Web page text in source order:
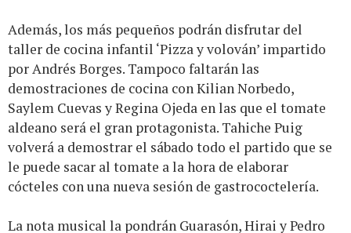
Además, los más pequeños podrán disfrutar del
taller de cocina infantil ‘Pizza y volován’ impartido
por Andrés Borges. Tampoco faltarán las
demostraciones de cocina con Kilian Norbedo,
Saylem Cuevas y Regina Ojeda en las que el tomate
aldeano será el gran protagonista. Tahiche Puig
volverá a demostrar el sábado todo el partido que se
le puede sacar al tomate a la hora de elaborar
cócteles con una nueva sesión de gastrococtelería.
La nota musical la pondrán Guarasón, Hirai y Pedro